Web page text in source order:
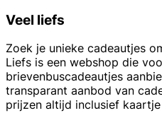
Veel liefs
Zoek je unieke cadeautjes
Liefs is een webshop die
brievenbuscadeautjes
transparant aanbod van
prijzen altijd inclusief